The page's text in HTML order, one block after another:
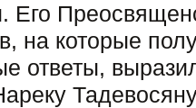
Его
на которые
ответы,